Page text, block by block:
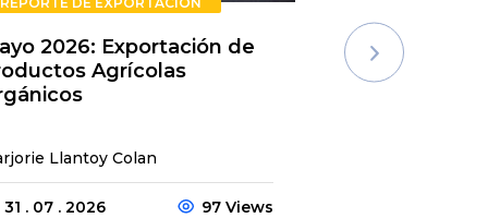
2026: Exportación de
Agrícolas
Llantoy Colan
31 . 07 . 2026 97 Views
Rechazos
Semestre